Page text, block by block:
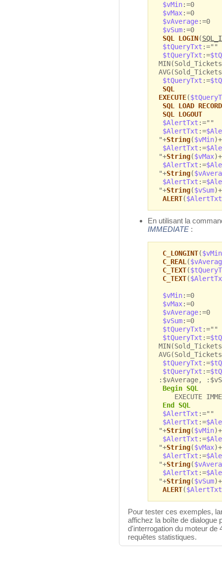
$vMin:=0
$vMax:=0
$vAverage:=0
$vSum:=0
SQL LOGIN(
$tQueryTxt :=""
$tQueryTxt :=
$tQueryTxt :=
SQL
EXECUTE(
SQL LOAD RECORD
SQL LOGOUT
$AlertTxt :=""
$AlertTxt :=
"+String($vMin)+
$AlertTxt :=
"+String($vMax)+
$AlertTxt :=
"+String(
$AlertTxt :=
"+String($vSum)+
ALERT($AlertTxt
En utilisant la
IMMEDIATE :
C_LONGINT($vMin
C_REAL (
C_TEXT(
C_TEXT(
$vMin:=0
$vMax:=0
$vAverage:=0
$vSum:=0
$tQueryTxt :=""
$tQueryTxt :=
$tQueryTxt :=
$tQueryTxt :=
:$vAverage,
Begin SQL
EXECUTE
End SQL
$AlertTxt :=""
$AlertTxt :=
"+String($vMin)+
$AlertTxt :=
"+String($vMax)+
$AlertTxt :=
"+String(
$AlertTxt :=
"+String($vSum)+
ALERT($AlertTxt
Pour tester ces exemples,
affichez la boîte de dialogue
d'interrogation du moteur de
requêtes statistiques.